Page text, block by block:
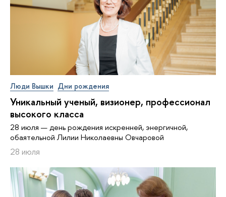
Люди Вышки Дни рождения
Уникальный ученый, визионер, про­фес­си­о­нал
высокого класса
28 июля — день рождения искренней, энергичной,
обаятельной Лилии Николаевны Овчаровой
28 июля